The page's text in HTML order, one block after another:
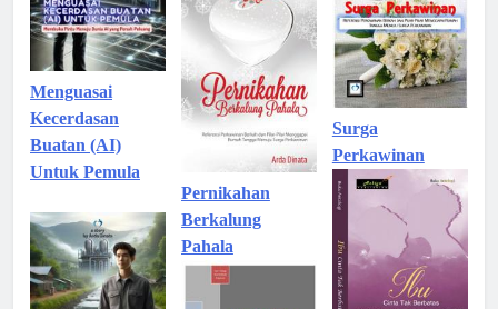
Menguasai
Kecerdasan
Buatan (AI)
Untuk Pemula
Pernikahan
Berkalung
Pahala
Surga
Perkawinan